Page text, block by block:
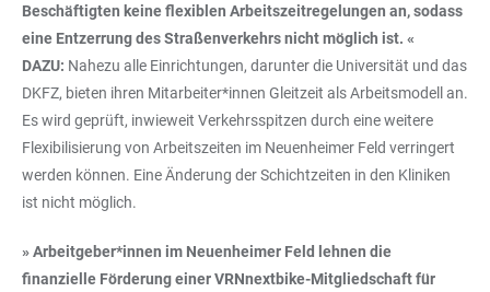
Beschäftigten keine flexiblen Arbeitszeitregelungen an, sodass
eine Entzerrung des Straßenverkehrs nicht möglich ist. «
DAZU: Nahezu alle Einrichtungen, darunter die Universität und das
DKFZ, bieten ihren Mitarbeiter*innen Gleitzeit als Arbeitsmodell an.
Es wird geprüft, inwieweit Verkehrsspitzen durch eine weitere
Flexibilisierung von Arbeitszeiten im Neuenheimer Feld verringert
werden können. Eine Änderung der Schichtzeiten in den Kliniken
ist nicht möglich.
» Arbeitgeber*innen im Neuenheimer Feld lehnen die
finanzielle Förderung einer VRNnextbike-Mitgliedschaft für